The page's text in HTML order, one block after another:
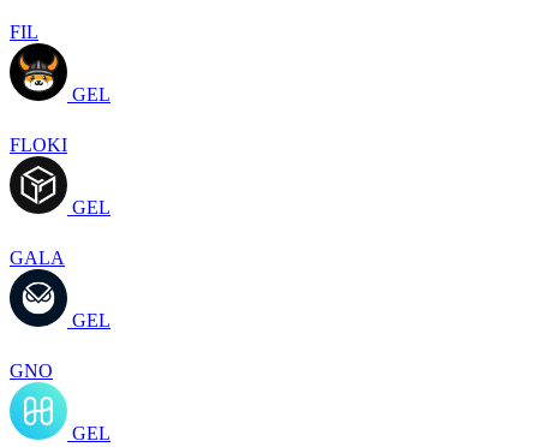
FIL
GEL
FLOKI
GEL
GALA
GEL
GNO
GEL